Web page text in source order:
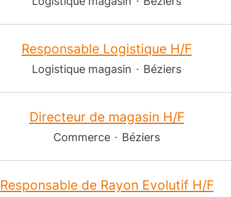
Responsable Logistique H/F
Logistique magasin · Béziers
Directeur de magasin H/F
Commerce · Béziers
Responsable de Rayon Evolutif H/F